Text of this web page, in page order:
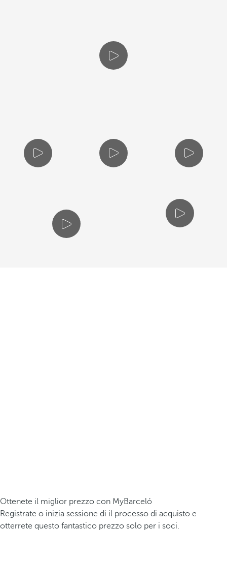
Ottenete il miglior prezzo con MyBarceló
Registrate o inizia sessione di il processo di acquisto e
otterrete questo fantastico prezzo solo per i soci.